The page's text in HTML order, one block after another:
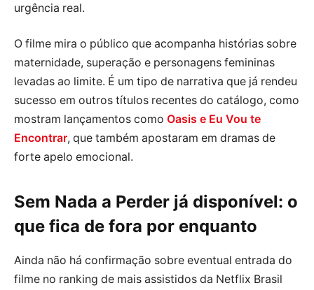
urgência real.
O filme mira o público que acompanha histórias sobre
maternidade, superação e personagens femininas
levadas ao limite. É um tipo de narrativa que já rendeu
sucesso em outros títulos recentes do catálogo, como
mostram lançamentos como Oasis e Eu Vou te
Encontrar, que também apostaram em dramas de
forte apelo emocional.
Sem Nada a Perder já disponível: o
que fica de fora por enquanto
Ainda não há confirmação sobre eventual entrada do
filme no ranking de mais assistidos da Netflix Brasil